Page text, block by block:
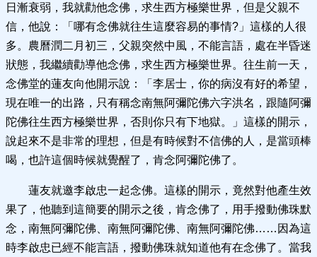
日漸衰弱，我就勸他念佛，求生西方極樂世界，但是父親不
信，他說：「哪有念佛就往生這麼容易的事情?」這樣的人很
多。農曆潤二月初三，父親突然中風，不能言語，處在半昏迷
狀態，我繼續勸導他念佛，求生西方極樂世界。往生前一天，
念佛堂的蓮友向他開示說：「李居士，你的病沒有好的希望，
現在唯一的出路，只有稱念南無阿彌陀佛六字洪名，跟隨阿彌
陀佛往生西方極樂世界，否則你只有下地獄。」這樣的開示，
說起來不是非常的理想，但是有時候對不信佛的人，是當頭棒
喝，也許這個時候就覺醒了，肯念阿彌陀佛了。
蓮友就邀李啟忠一起念佛。這樣的開示，竟然對他產生效
果了，他聽到這簡要的開示之後，肯念佛了，用手撥動佛珠默
念，南無阿彌陀佛、南無阿彌陀佛、南無阿彌陀佛……因為這
時李啟忠已經不能言語，撥動佛珠就知道他有在念佛了。當我